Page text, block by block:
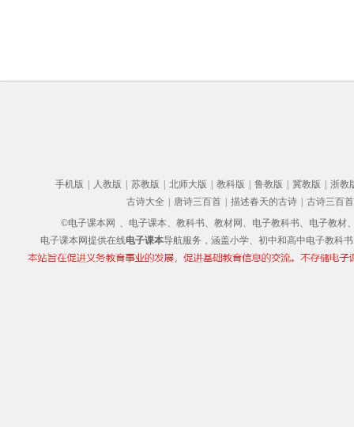
手机版 人教版 苏教版 北师大版 教科版 鲁教版 冀教版
浙教
古诗大全
唐诗三百首 描述春天的古诗
古诗三百首
©电子课本网 、电子课本、教科书、教材网、电子教科书、电子教材
电子课本网提供在线电子课本导航服务，涵盖小学、初中和高中电子教科